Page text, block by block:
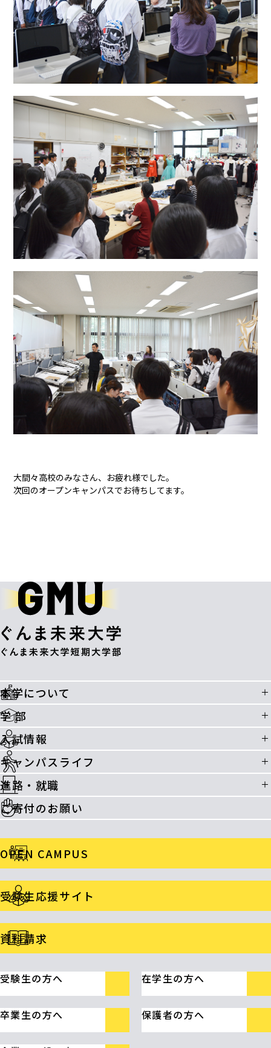
大間々高校のみなさん、お疲れ様でした。
次回のオープンキャンパスでお待ちしてます。
本学について
学 部
入試情報
キャンパスライフ
進路・就職
ご寄付のお願い
OPEN CAMPUS
受験生応援サイト
資料請求
受験生の方へ 在学生の方へ
卒業生の方へ 保護者の方へ